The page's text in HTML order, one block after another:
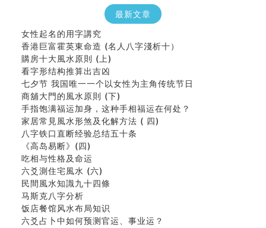
最新文章
女性起名的用字講究
香港巨富霍英東命造 (名人八字淺析十）
購房十大風水原則 (上)
看字形结构推算出吉凶
七夕节 我国唯一一个以女性为主角传统节日
商舖大門的風水原則 (下)
手指饱满福运加身，这种手相福运在何处？
家居常見風水形煞及化解方法 ( 四)
八字铁口直断经验总结五十条
《高岛易断》(四)
吃相与性格及命运
六爻測住宅風水 (六)
民間風水知識九十四條
马斯克八字分析
饭店餐馆风水布局知识
六爻占卜中如何预测官运、事业运？